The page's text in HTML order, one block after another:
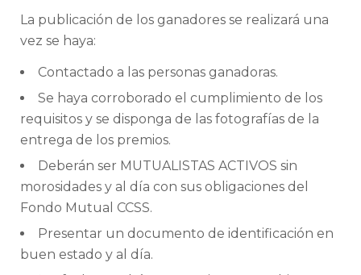
La publicación de los ganadores se realizará una
vez se haya:
Contactado a las personas ganadoras.
Se haya corroborado el cumplimiento de los
requisitos y se disponga de las fotografías de la
entrega de los premios.
Deberán ser MUTUALISTAS ACTIVOS sin
morosidades y al día con sus obligaciones del
Fondo Mutual CCSS.
Presentar un documento de identificación en
buen estado y al día.